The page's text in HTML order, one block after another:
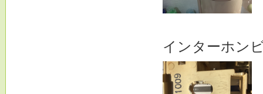
インターホン